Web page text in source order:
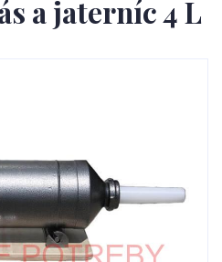
a jaterníc 4 L